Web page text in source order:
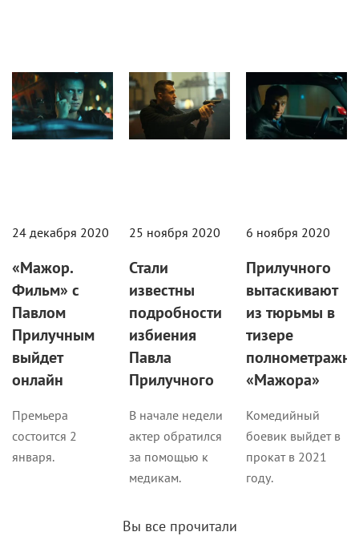
24 декабря 2020
«Мажор.
Фильм» с
Павлом
Прилучным
выйдет
онлайн
Премьера
состоится 2
января.
25 ноября 2020
Стали
известны
подробности
избиения
Павла
Прилучного
В начале недели
актер обратился
за помощью к
медикам.
6 ноября 2020
Прилучного
вытаскивают
из тюрьмы в
тизере
«Мажора»
Комедийный
боевик выйдет в
прокат в 2021
году.
Вы все прочитали